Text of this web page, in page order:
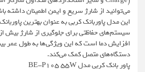
می‌توانید از شارژ سریع و ایمن اطمینان داشته
این مدل پاوربانک کربی به عنوان بهترین
سیستم‌های حفاظتی برای جلوگیری از شارژ بیش
افزایش دما است که این ویژگی‌ها به طول عمر
دستگاه‌های متصل کمک می‌کند.
پاور بانک کربی مدل BE-P105 55W